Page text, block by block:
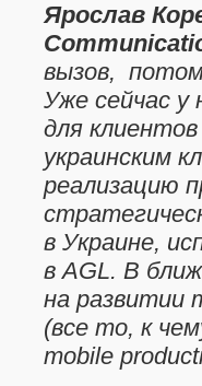
Ярослав
вызов,
Уже сейчас у
для
украинским
реализацию
в Украине,
вAGL. В
на развитии
(все то, к
mobile